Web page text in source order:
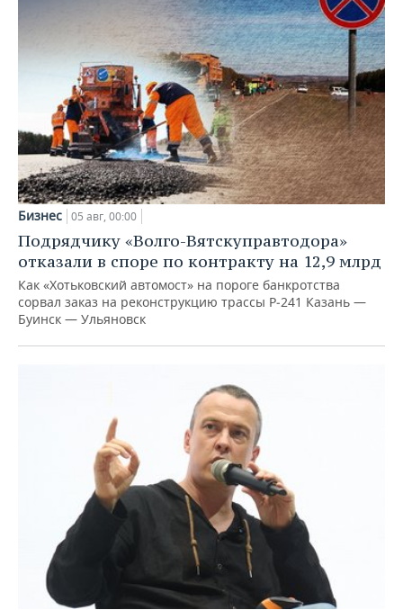
Бизнес 05 авг, 00:00
Подрядчику «Волго-Вятскуправтодора»
отказали в споре по контракту на 12,9 млрд
Как «Хотьковский автомост» на пороге банкротства
сорвал заказ на реконструкцию трассы Р‑241 Казань —
Буинск — Ульяновск